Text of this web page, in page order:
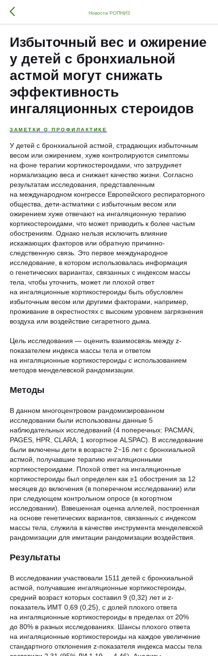
Новости РОПНИЗ
Избыточный вес и ожирение
у детей с бронхиальной
астмой могут снижать
эффективность
ингаляционных стероидов
ЗАМЕТКИ О ПРОФИЛАКТИКЕ
У детей с бронхиальной астмой, страдающих избыточным
весом или ожирением, хуже контролируются симптомы
на фоне терапии кортикостероидами, что затрудняет
нормализацию веса и снижает качество жизни. Согласно
результатам исследования, представленным
на международном конгрессе Европейского респираторного
общества, дети-астматики с избыточным весом или
ожирением хуже отвечают на ингаляционную терапию
кортикостероидами, что может приводить к более частым
обострениям. Однако нельзя исключить влияние
искажающих факторов или обратную причинно-
следственную связь. Это первое международное
исследование, в котором использовалась информация
о генетических вариантах, связанных с индексом массы
тела, чтобы уточнить, может ли плохой ответ
на ингаляционные кортикостероиды быть обусловлен
избыточным весом или другими факторами, например,
проживание в окрестностях с высоким уровнем загрязнения
воздуха или воздействие сигаретного дыма.
Цель исследования — оценить взаимосвязь между z-
показателем индекса массы тела и ответом
на ингаляционные кортикостероиды с использованием
методов менделевской рандомизации.
Методы
В данном многоцентровом рандомизированном
исследовании были использованы данные 5
наблюдательных исследований (4 поперечных: PACMAN,
PAGES, HPR, CLARA; 1 когортное ALSPAC). В исследование
были включены дети в возрасте 2−16 лет с бронхиальной
астмой, получавшие терапию ингаляционными
кортикостероидами. Плохой ответ на ингаляционные
кортикостероиды был определен как ≥1 обострения за 12
месяцев до включения (в поперечном исследовании) или
при следующем контрольном опросе (в когортном
исследовании). Взвешенная оценка аллелей, построенная
на основе генетических вариантов, связанных с индексом
массы тела, служила в качестве инструмента менделевской
рандомизации для имитации рандомизации воздействия.
Результаты
В исследовании участвовали 1511 детей с бронхиальной
астмой, получавшие ингаляционные кортикостероиды,
средний возраст которых составил 9 (0,32) лет и z-
показатель ИМТ 0,69 (0,25), с долей плохого ответа
на ингаляционные кортикостероиды в пределах от 20%
до 80% в разных исследованиях. Шансы плохого ответа
на ингаляционные кортикостероиды на каждое увеличение
стандартного отклонения z-показателя индекса массы тела